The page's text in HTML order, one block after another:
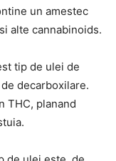
un amestec
alte cannabinoids.
tip de ulei de
decarboxilare.
THC, planand